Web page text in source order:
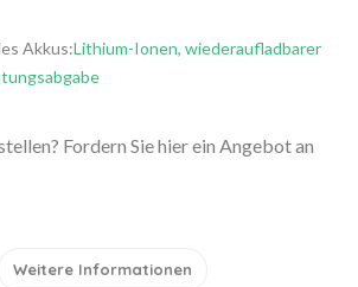
Akkus:Lithium-Ionen, wiederaufladbarer
Fordern Sie hier ein Angebot an
Weitere Informationen